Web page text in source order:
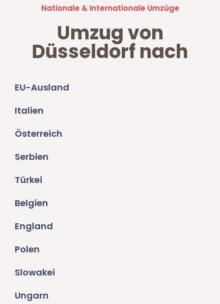
Nationale & Internationale Umzüge
Umzug von
Düsseldorf nach
EU-Ausland
Italien
Österreich
Serbien
Türkei
Belgien
England
Polen
Slowakei
Ungarn